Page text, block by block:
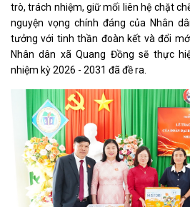
trò, trách nhiệm, giữ mối liên hệ chặt
nguyện vọng chính đáng của Nhân
tưởng với tinh thần đoàn kết và đổi
Nhân dân xã Quang Đồng sẽ thực
nhiệm kỳ 2026 - 2031 đã đề ra.